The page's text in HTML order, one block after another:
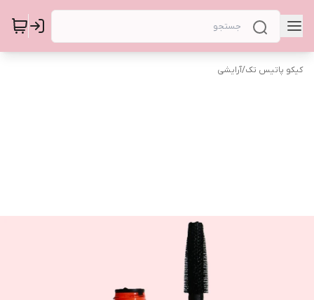
کیکو پاتیس تک/آرایشی